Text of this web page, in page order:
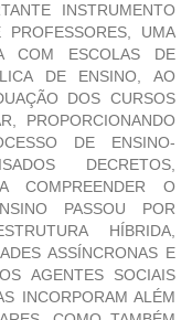
INSTRUMENTO
UMA
COM ESCOLAS DE
DE ENSINO, AO
DOS CURSOS
PROPORCIONANDO
DE ENSINO-
DECRETOS,
COMPREENDER O
PASSOU POR
HÍBRIDA,
ASSÍNCRONAS E
AGENTES SOCIAIS
INCORPORAM ALÉM